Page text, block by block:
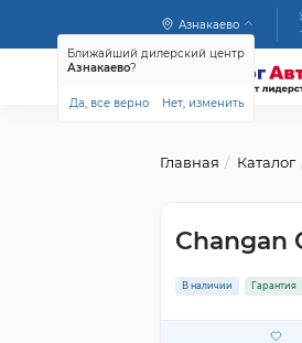
Азнакаево
Ближайший дилерский центр
Азнакаево?
Да, все верно Нет, изменить
Главная Каталог
Changan
В наличии Гарантия